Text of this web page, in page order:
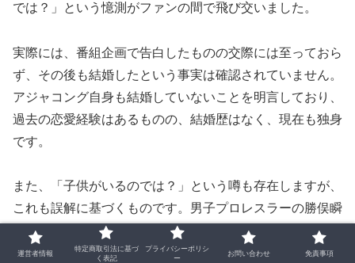
では？」という憶測がファンの間で飛び交いました。
実際には、番組企画で告白したものの交際には至っておら
ず、その後も結婚したという事実は確認されていません。
アジャコング自身も結婚していないことを明言しており、
過去の恋愛経験はあるものの、結婚歴はなく、現在も独身
です。
また、「子供がいるのでは？」という噂も存在しますが、
これも誤解に基づくものです。男子プロレスラーの勝俣瞬
馬が幼少期にアジャコングに抱っこされていた写真が残っ
ていたことから、「息子では？」という誤解が生まれたよ
運営者情報
特定商取引法に基づ
く表記
プライバシーポリシ
ー
お問い合わせ 免責事項